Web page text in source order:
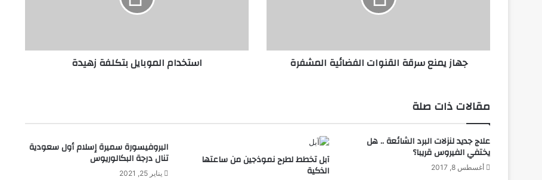
س
ل
ق
و
جهاز يمنع سرقة القنوات الفضائية المشفرة
ل
ل
ك
استخدام الموبايل بتكلفة زهيدة
مقالات ذات صلة
علاج جديد لنزلات البرد الشائعة .. هل
يختفي الفيروس قريبا؟
أغسطس 8, 2017 آبل تخطط لطرح نموذجين من ساعتها
الذكية
البروفيسورة سميرة إسلام أول سعودية
تنال درجة البكالوريوس
يناير 25, 2021